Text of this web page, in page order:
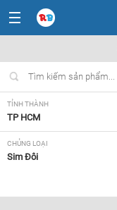
TỈNH THÀNH
TP HCM
CHỦNG LOẠI
Sim Đôi
Tất cả